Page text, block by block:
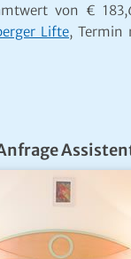
von €
Lifte, Termin